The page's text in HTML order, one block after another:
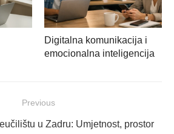
Digitalna komunikacija i
emocionalna inteligencija
Previous
u Zadru: Umjetnost, prostor